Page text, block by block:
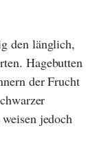
den länglich,
Hagebutten
der Frucht
jedoch